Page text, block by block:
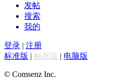
发帖
搜索
我的
登录 | 注册
标准版 | 触屏版 | 电脑版
© Comsenz Inc.